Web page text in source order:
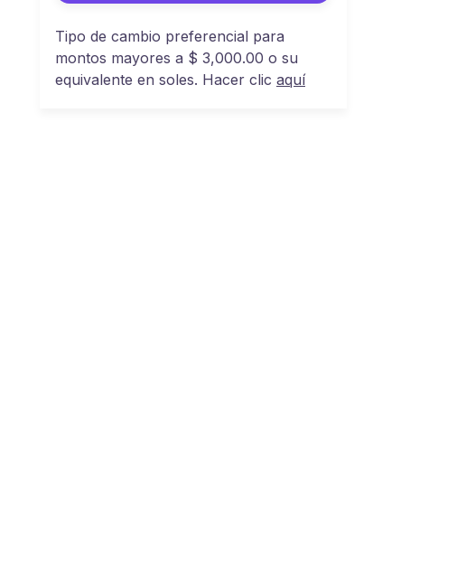
Tipo de cambio preferencial para
montos mayores a $ 3,000.00 o su
equivalente en soles. Hacer clic aquí